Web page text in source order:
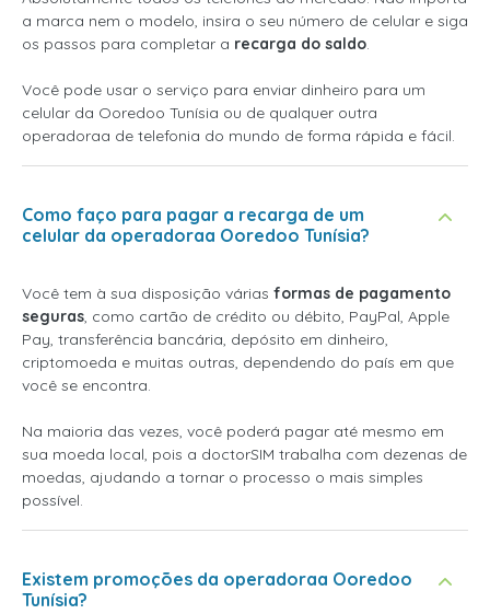
a marca nem o modelo, insira o seu número de celular e siga
os passos para completar a recarga do saldo.
Você pode usar o serviço para enviar dinheiro para um
celular da Ooredoo Tunísia ou de qualquer outra
operadoraa de telefonia do mundo de forma rápida e fácil.
Como faço para pagar a recarga de um
celular da operadoraa Ooredoo Tunísia?
Você tem à sua disposição várias formas de pagamento
seguras, como cartão de crédito ou débito, PayPal, Apple
Pay, transferência bancária, depósito em dinheiro,
criptomoeda e muitas outras, dependendo do país em que
você se encontra.
Na maioria das vezes, você poderá pagar até mesmo em
sua moeda local, pois a doctorSIM trabalha com dezenas de
moedas, ajudando a tornar o processo o mais simples
possível.
Existem promoções da operadoraa Ooredoo
Tunísia?